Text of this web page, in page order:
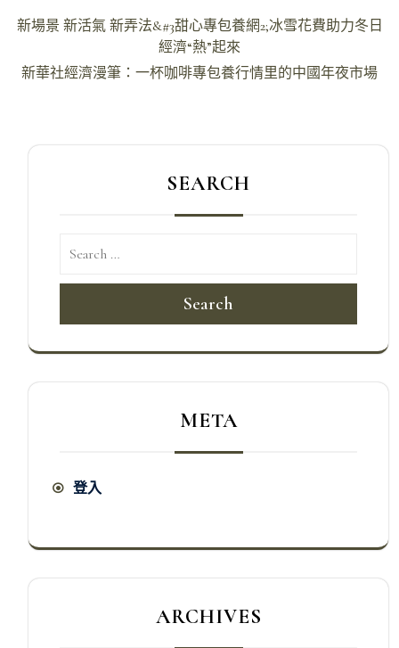
文
導
新場景 新活氣 新弄法&#3甜心專包養網2;冰雪花費助力冬日
經濟“熱”起來
新華社經濟漫筆：一杯咖啡專包養行情里的中國年夜市場
SEARCH
Search
META
登入
ARCHIVES